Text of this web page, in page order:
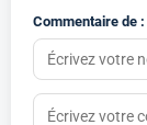
Commentaire de :